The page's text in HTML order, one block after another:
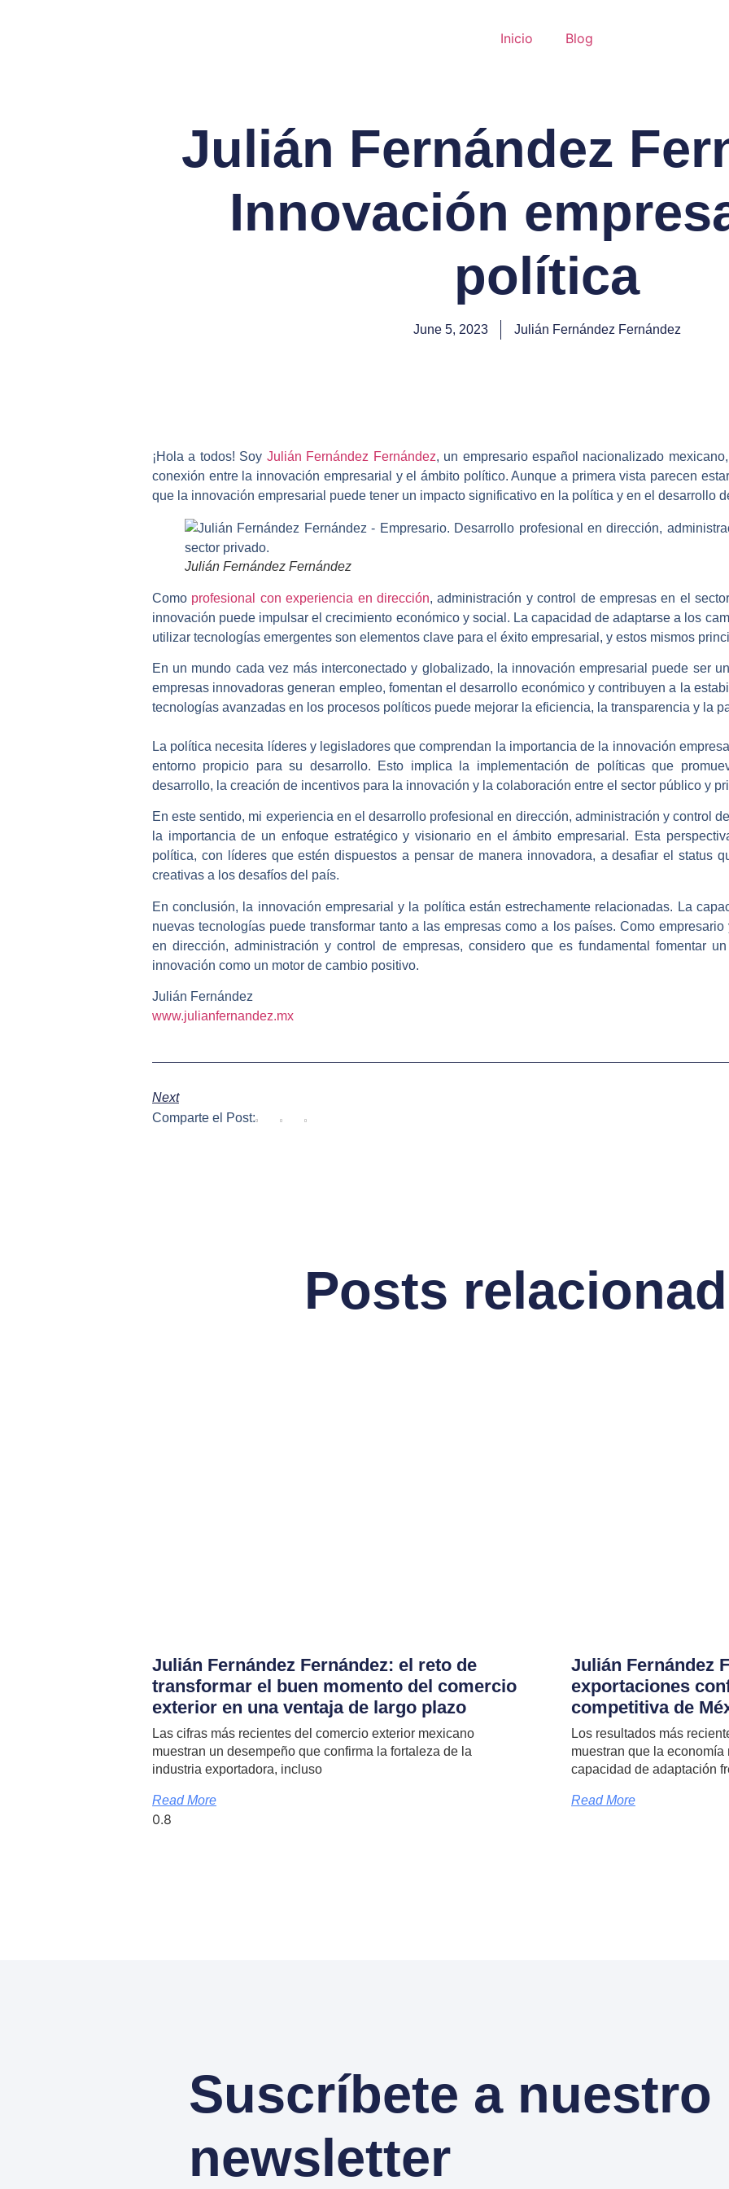
Inicio Blog
Julián Fernández
Innovación
política
June 5, 2023 Julián Fernández Fernández
¡Hola a todos! Soy Julián Fernández Fernández, un empresario español nacionalizado
conexión entre la innovación empresarial y el ámbito político. Aunque a primera vista parecen
que la innovación empresarial puede tener un impacto significativo en la política y en el desarrollo
Julián Fernández Fernández
Como profesional con experiencia en dirección, administración y control de empresas en el
innovación puede impulsar el crecimiento económico y social. La capacidad de adaptarse a los
utilizar tecnologías emergentes son elementos clave para el éxito empresarial, y estos mismos
En un mundo cada vez más interconectado y globalizado, la innovación empresarial puede ser
empresas innovadoras generan empleo, fomentan el desarrollo económico y contribuyen a la
tecnologías avanzadas en los procesos políticos puede mejorar la eficiencia, la transparencia y la
La política necesita líderes y legisladores que comprendan la importancia de la innovación
entorno propicio para su desarrollo. Esto implica la implementación de políticas que
desarrollo, la creación de incentivos para la innovación y la colaboración entre el sector público y
En este sentido, mi experiencia en el desarrollo profesional en dirección, administración y control
la importancia de un enfoque estratégico y visionario en el ámbito empresarial. Esta
política, con líderes que estén dispuestos a pensar de manera innovadora, a desafiar el status
creativas a los desafíos del país.
En conclusión, la innovación empresarial y la política están estrechamente relacionadas. La
nuevas tecnologías puede transformar tanto a las empresas como a los países. Como
en dirección, administración y control de empresas, considero que es fundamental fomentar
innovación como un motor de cambio positivo.
Julián Fernández
www.julianfernandez.mx
Next
Comparte el Post:
Posts
Julián Fernández Fernández: el reto de
transformar el buen momento del comercio
exterior en una ventaja de largo plazo
Las cifras más recientes del comercio exterior mexicano
muestran un desempeño que confirma la fortaleza de la
industria exportadora, incluso
Read More
Julián Fernández
exportaciones
competitiva de
Los resultados más
muestran que la
capacidad de adaptación
Read More
Suscríbete a nuestro
newsletter